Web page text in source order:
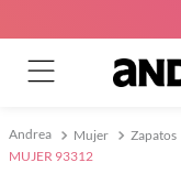
Mujer Zapatos
MUJER 93312